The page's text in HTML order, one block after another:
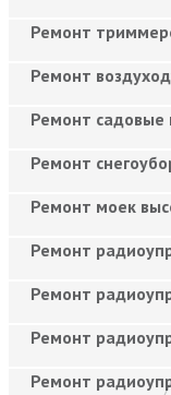
Ремонт
Ремонт
Ремонт садовые
Ремонт
Ремонт моек
Ремонт
Ремонт
Ремонт
Ремонт